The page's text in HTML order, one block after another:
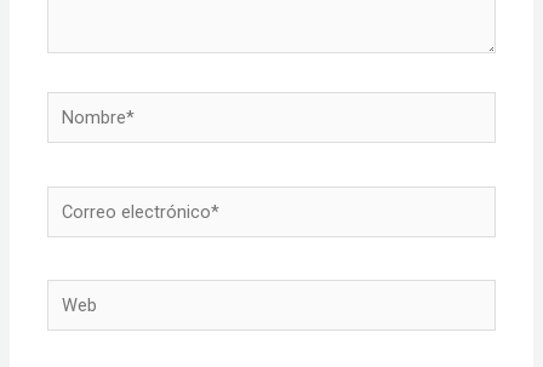
Nombre*
Correo
electrónico*
Web